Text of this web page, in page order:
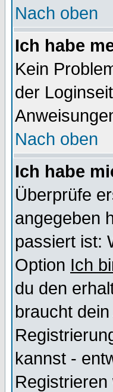
Nach oben
Ich habe
Kein
der
Nach oben
Ich habe
Überprüfe
angegeben
passiert ist:
Option Ich
du den
braucht
kannst -